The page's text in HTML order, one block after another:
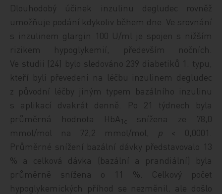
Dlouhodobý účinek inzulinu degludec rovněž
umožňuje podání kdykoliv během dne. Ve srovnání
s inzulinem glargin 100 U/ml je spojen s nižším
rizikem hypoglykemií, především nočních.
Ve studii [24] bylo sledováno 239 diabetiků 1. typu,
kteří byli převedeni na léčbu inzulinem degludec
z původní léčby jiným typem bazálního inzulinu
s aplikací dvakrát denně. Po 21 týdnech byla
průměrná hodnota HbA 1c
snížena ze 78,0
mmol/mol na 72,2 mmol/mol, p< 0,0001.
Průměrné snížení bazální dávky představovalo 13
% a celková dávka (bazální a prandiální) byla
průměrně snížena o 11 %. Celkový počet
hypoglykemických příhod se nezměnil, ale došlo